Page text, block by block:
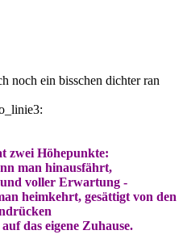
noch ein bisschen dichter ran
zwei Höhepunkte:
man hinausfährt,
voller Erwartung -
heimkehrt, gesättigt von den
das eigene Zuhause.